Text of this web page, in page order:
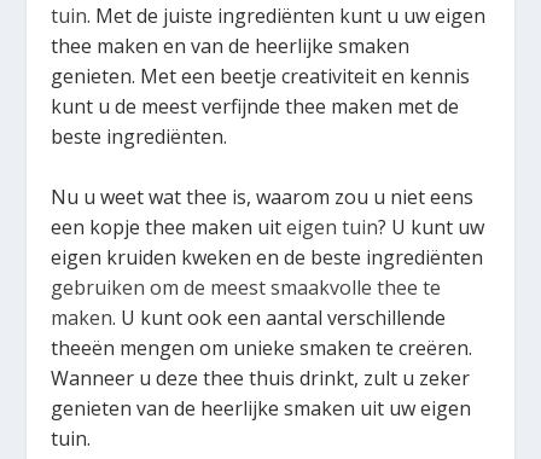
tuin. Met de juiste ingrediënten kunt u uw eigen
thee maken en van de heerlijke smaken
genieten. Met een beetje creativiteit en kennis
kunt u de meest verfijnde thee maken met de
beste ingrediënten.
Nu u weet wat thee is, waarom zou u niet eens
een kopje thee maken uiteigen tuin? U kunt uw
eigen kruiden kweken en de beste ingrediënten
gebruiken om de meest smaakvolle thee te
maken. U kunt ook een aantal verschillende
theeën mengen om unieke smaken te creëren.
Wanneer u deze thee thuis drinkt, zult u zeker
genieten van de heerlijke smaken uit uw eigen
tuin.